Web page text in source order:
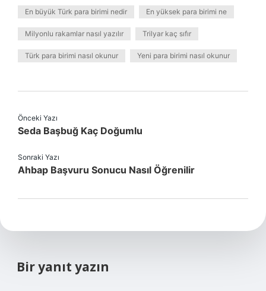
En büyük Türk para birimi nedir En yüksek para birimi ne
Milyonlu rakamlar nasıl yazılır Trilyar kaç sıfır
Türk para birimi nasıl okunur Yeni para birimi nasıl okunur
Önceki Yazı
Seda Başbuğ Kaç Doğumlu
Sonraki Yazı
Ahbap Başvuru Sonucu Nasıl Öğrenilir
Bir yanıt yazın